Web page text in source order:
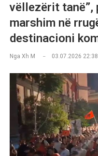
vëllezërit
marshim në
destinacioni
Nga Xh M 03.07.2026 22:38